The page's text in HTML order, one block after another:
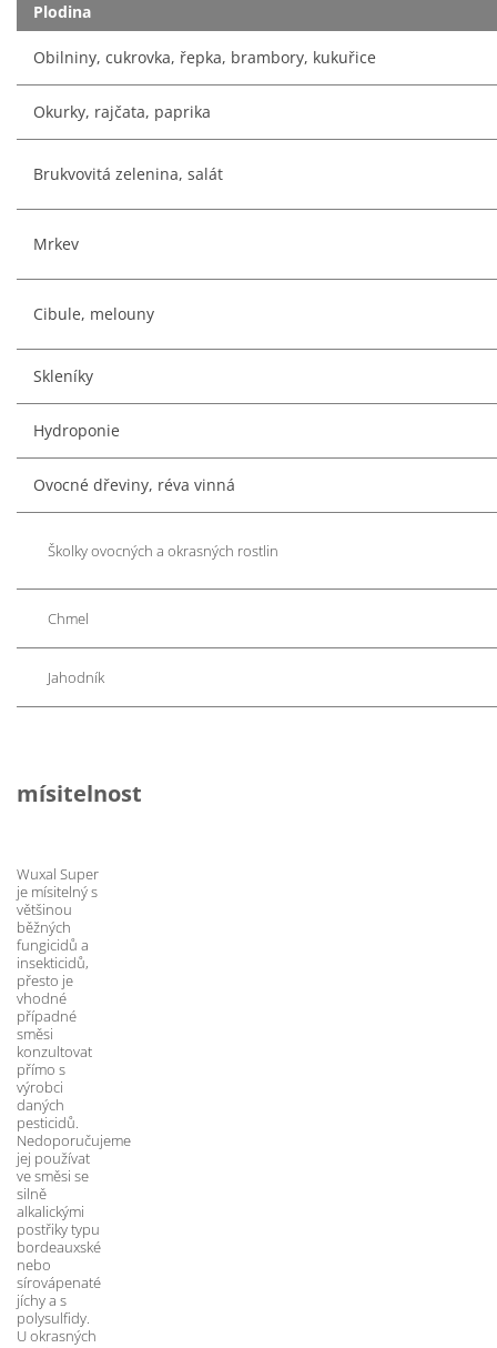
Plodina
Obilniny, cukrovka, řepka, brambory, kukuřice
Okurky, rajčata, paprika
Brukvovitá zelenina, salát
Mrkev
Cibule, melouny
Skleníky
Hydroponie
Ovocné dřeviny, réva vinná
Školky ovocných a okrasných rostlin
Chmel
Jahodník
mísitelnost
Wuxal Super
je mísitelný s
většinou
běžných
fungicidů a
insekticidů,
přesto je
vhodné
případné
směsi
konzultovat
přímo s
výrobci
daných
pesticidů.
Nedoporučujeme
jej používat
ve směsi se
silně
alkalickými
postřiky typu
bordeauxské
nebo
sírovápenaté
jíchy a s
polysulfidy.
U okrasných